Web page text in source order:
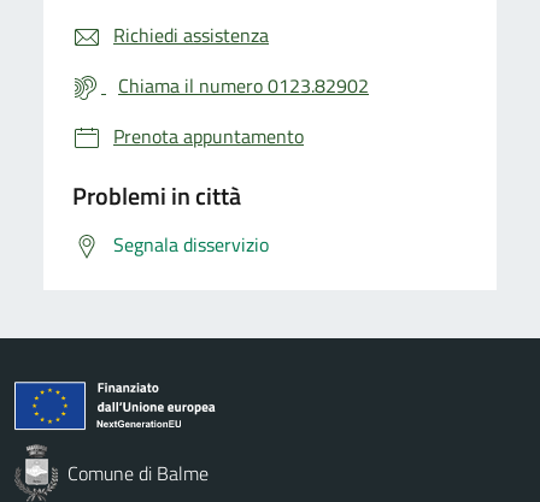
Richiedi assistenza
Chiama il numero 0123.82902
Prenota appuntamento
Problemi in città
Segnala disservizio
Comune di Balme